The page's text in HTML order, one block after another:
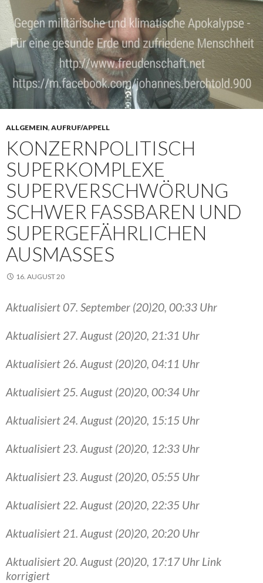
ALLGEMEIN, AUFRUF/APPELL
KONZERNPOLITISCH
SUPERKOMPLEXE
SUPERVERSCHWÖRUNG
SCHWER FASSBAREN UND
SUPERGEFÄHRLICHEN
AUSMASSES
16. AUGUST 20
Aktualisiert 07. September (20)20, 00:33 Uhr
Aktualisiert 27. August (20)20, 21:31 Uhr
Aktualisiert 26. August (20)20, 04:11 Uhr
Aktualisiert 25. August (20)20, 00:34 Uhr
Aktualisiert 24. August (20)20, 15:15 Uhr
Aktualisiert 23. August (20)20, 12:33 Uhr
Aktualisiert 23. August (20)20, 05:55 Uhr
Aktualisiert 22. August (20)20, 22:35 Uhr
Aktualisiert 21. August (20)20, 20:20 Uhr
Aktualisiert 20. August (20)20, 17:17 Uhr Link
korrigiert